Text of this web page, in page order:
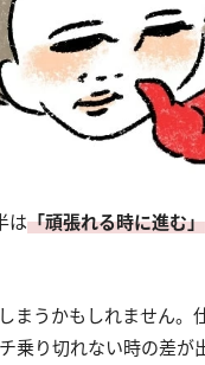
は「頑張れる時に進む」
まうかもしれません。
乗り切れない時の差が